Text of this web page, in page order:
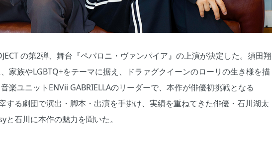
の第2弾、舞台『ペパロニ・ヴァンパイア』の上演が決定した。須田翔
家族やLGBTQ+をテーマに据え、ドラァグクイーンのローリの生き様を描
楽ユニットENVii GABRIELLAのリーダーで、本作が俳優初挑戦となる
する劇団で演出・脚本・出演を手掛け、実績を重ねてきた俳優・石川湖太
石川に本作の魅力を聞いた。